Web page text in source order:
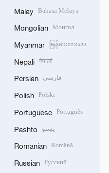
Malay Bahasa Melayu
Mongolian Монгол
Myanmar မြန်မာဘာသာ
Nepali नेपाली
Persian فارسی
Polish Polski
Portuguese Português
Pashto پښتو
Romanian Română
Russian Русский